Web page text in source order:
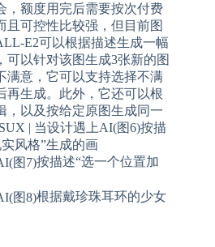
，额度用完后需要按次付费
且可控性比较强，但目前图
E2可以根据描述生成一幅
以针对该图生成3张新的图
满意，它可以支持选择不满
再生成。此外，它还可以根
，以及按给定原图生成同一
按描
风格”生成的画
按描述“选一个位置加
根据戴珍珠耳环的少女